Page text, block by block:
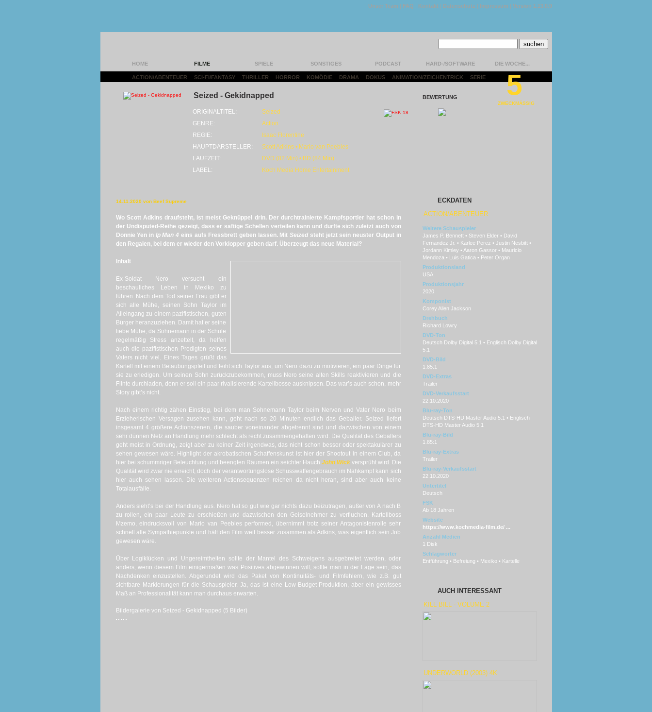
Unser Team | FAQ | Kontakt | Datenschutz | Impressum | Version 1.13.0.9
HOME FILME SPIELE SONSTIGES PODCAST HARD-/SOFTWARE DIE WOCHE...
ACTION/ABENTEUER SCI-FI/FANTASY THRILLER HORROR KOMÖDIE DRAMA DOKUS ANIMATION/ZEICHENTRICK SERIE
Seized - Gekidnapped
ORIGINALTITEL:
Seized
GENRE:
Action
REGIE:
Isaac Florentine
HAUPTDARSTELLER:
Scott Adkins • Mario van Peebles
LAUFZEIT:
DVD (82 Min) • BD (84 Min)
LABEL:
Koch Media Home Entertainment
BEWERTUNG 5
ZWECKMÄSSIG
14.11.2020 von Beef Supreme
Wo Scott Adkins draufsteht, ist meist Geknüppel drin. Der durchtrainierte Kampfsportler hat schon in
der Undisputed-Reihe gezeigt, dass er saftige Schellen verteilen kann und durfte sich zuletzt auch von
Donnie Yen in Ip Man 4 eins aufs Fressbrett geben lassen. MitSeized steht jetzt sein neuster Output in
den Regalen, bei dem er wieder den Vorklopper geben darf. Überzeugt das neue Material?
Inhalt
Ex-Soldat Nero versucht ein
beschauliches Leben in Mexiko zu
führen. Nach dem Tod seiner Frau gibt er
sich alle Mühe, seinen Sohn Taylor im
Alleingang zu einem pazifistischen, guten
Bürger heranzuziehen. Damit hat er seine
liebe Mühe, da Sohnemann in der Schule
regelmäßig Stress anzettelt, da helfen
auch die pazifistischen Predigten seines
Vaters nicht viel. Eines Tages grüßt das
Kartell mit einem Betäubungspfeil und leiht sich Taylor aus, um Nero dazu zu motivieren, ein paar Dinge für
sie zu erledigen. Um seinen Sohn zurückzubekommen, muss Nero seine alten Skills reaktivieren und die
Flinte durchladen, denn er soll ein paar rivalisierende Kartellbosse ausknipsen. Das war’s auch schon, mehr
Story gibt’s nicht.
Nach einem richtig zähen Einstieg, bei dem man Sohnemann Taylor beim Nerven und Vater Nero beim
Erzieherischen Versagen zusehen kann, geht nach so 20 Minuten endlich das Geballer. Seized liefert
insgesamt 4 größere Actionszenen, die sauber voneinander abgetrennt sind und dazwischen von einem
sehr dünnen Netz an Handlung mehr schlecht als recht zusammengehalten wird. Die Qualität des Geballers
geht meist in Ordnung, zeigt aber zu keiner Zeit irgendwas, das nicht schon besser oder spektakulärer zu
sehen gewesen wäre. Highlight der akrobatischen Schaffenskunst ist hier der Shootout in einem Club, da
hier bei schummriger Beleuchtung und beengten Räumen ein seichter Hauch John Wick versprüht wird. Die
Qualität wird zwar nie erreicht, doch der verantwortungslose Schusswaffengebrauch im Nahkampf kann sich
hier auch sehen lassen. Die weiteren Actionsequenzen reichen da nicht heran, sind aber auch keine
Totalausfälle.
Anders sieht’s bei der Handlung aus. Nero hat so gut wie gar nichts dazu beizutragen, außer von A nach B
zu rollen, ein paar Leute zu erschießen und dazwischen den Geiselnehmer zu verfluchen. Kartellboss
Mzemo, eindrucksvoll von Mario van Peebles performed, übernimmt trotz seiner Antagonistenrolle sehr
schnell alle Sympathiepunkte und hält den Film weit besser zusammen als Adkins, was eigentlich sein Job
gewesen wäre.
Über Logiklücken und Ungereimtheiten sollte der Mantel des Schweigens ausgebreitet werden, oder
anders, wenn diesem Film einigermaßen was Positives abgewinnen will, sollte man in der Lage sein, das
Nachdenken einzustellen. Abgerundet wird das Paket von Kontinuitäts- und Filmfehlern, wie z.B. gut
sichtbare Markierungen für die Schauspieler. Ja, das ist eine Low-Budget-Produktion, aber ein gewisses
Maß an Professionalität kann man durchaus erwarten.
Bildergalerie von Seized - Gekidnapped (5 Bilder)
ECKDATEN
ACTION/ABENTEUER
Weitere Schauspieler
James P. Bennett • Steven Elder • David
Fernandez Jr. • Karlee Perez • Justin Nesbitt •
Jordann Kimley • Aaron Gassor • Mauricio
Mendoza • Luis Gatica • Peter Organ
Produktionsland
USA
Produktionsjahr
2020
Komponist
Corey Allen Jackson
Drehbuch
Richard Lowry
DVD-Ton
Deutsch Dolby Digital 5.1 • Englisch Dolby Digital
5.1
DVD-Bild
1.85:1
DVD-Extras
Trailer
DVD-Verkaufsstart
22.10.2020
Blu-ray-Ton
Deutsch DTS-HD Master Audio 5.1 • Englisch
DTS-HD Master Audio 5.1
Blu-ray-Bild
1.85:1
Blu-ray-Extras
Trailer
Blu-ray-Verkaufsstart
22.10.2020
Untertitel
Deutsch
FSK
Ab 18 Jahren
Website
https://www.kochmedia-film.de/ ...
Anzahl Medien
1 Disk
Schlagwörter
Entführung • Befreiung • Mexiko • Kartelle
AUCH INTERESSANT
KILL BILL - VOLUME 2
UNDERWORLD (2003) 4K